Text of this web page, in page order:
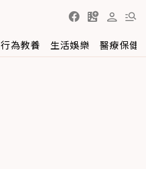
行為教養 生活娛樂 醫療保健